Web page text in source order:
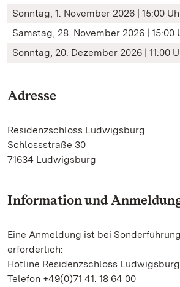
Sonntag, 1. November 2026 | 15:00
Samstag, 28. November 2026 | 15:00
Sonntag, 20. Dezember 2026 | 11:00
Adresse
Residenzschloss Ludwigsburg
Schlossstraße 30
71634 Ludwigsburg
Information und
Eine Anmeldung ist bei
erforderlich:
Hotline Residenzschloss Ludwigsburg
Telefon +49(0)71 41. 18 64 00